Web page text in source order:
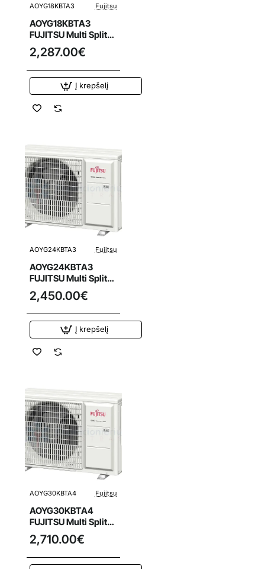
AOYG18KBTA3 Fujitsu
AOYG18KBTA3
FUJITSU Multi Split
oro kondicionierius
5.4/6.8 kW išorinis
blokas
2,287.00€
Į krepšelį
AOYG24KBTA3 Fujitsu
AOYG24KBTA3
FUJITSU Multi Split
oro kondicionierius
6.8/8.0 kW išorinis
blokas
2,450.00€
Į krepšelį
AOYG30KBTA4 Fujitsu
AOYG30KBTA4
FUJITSU Multi Split
oro kondicionierius
8.0/9.6 kW išorinis
blokas
2,710.00€